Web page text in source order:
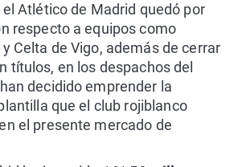
Atlético de Madrid quedó por
respecto a equipos como
Celta de Vigo, además de cerrar
títulos, en los despachos del
decidido emprender la
que el club rojiblanco
el presente mercado de